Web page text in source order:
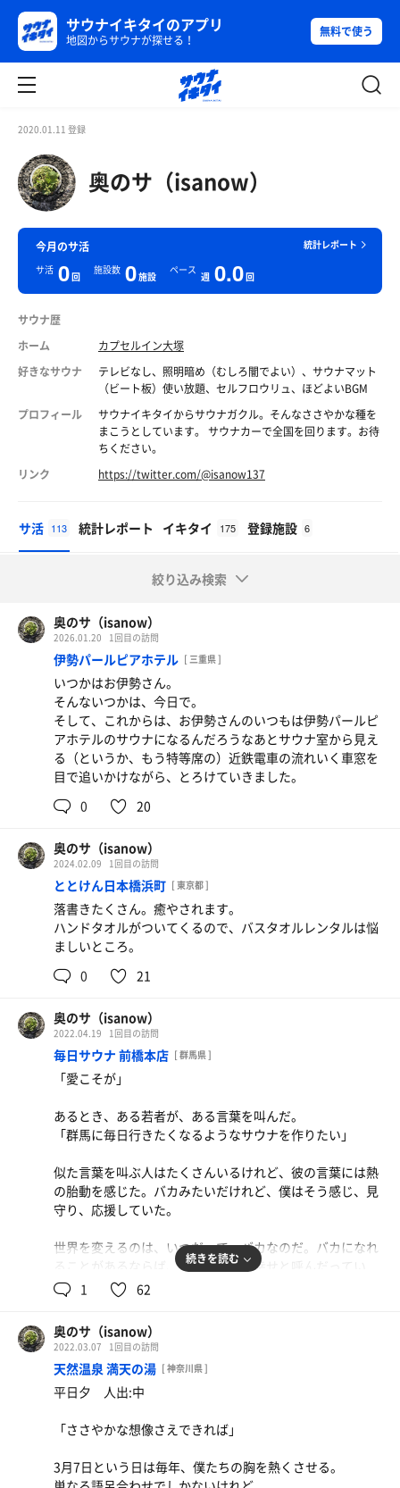
サウナイキタイのアプリ
地図からサウナが探せる！
無料で使う
2020.01.11 登録
奥のサ（isanow）
統計レポート
今月のサ活
サ活 0回
施設数 0施設
ペース
週 0.0回
サウナ歴
ホーム
カプセルイン大塚
好きなサウナ
テレビなし、照明暗め（むしろ闇でよい）、サウナマット
（ビート板）使い放題、セルフロウリュ、ほどよいBGM
プロフィール
サウナイキタイからサウナガクル。そんなささやかな種を
まこうとしています。 サウナカーで全国を回ります。お待
ちください。
リンク
https://twitter.com/@isanow137
サ活 113 統計レポート イキタイ 175 登録施設 6
絞り込み検索
奥のサ（isanow）
2026.01.20 1回目の訪問
伊勢パールピアホテル [ 三重県 ]
いつかはお伊勢さん。
そんないつかは、今日で。
そして、これからは、お伊勢さんのいつもは伊勢パールピ
アホテルのサウナになるんだろうなあとサウナ室から見え
る（というか、もう特等席の）近鉄電車の流れいく車窓を
目で追いかけながら、とろけていきました。
0
20
奥のサ（isanow）
2024.02.09 1回目の訪問
ととけん日本橋浜町 [ 東京都 ]
落書きたくさん。癒やされます。
ハンドタオルがついてくるので、バスタオルレンタルは悩
ましいところ。
0
21
奥のサ（isanow）
2022.04.19 1回目の訪問
毎日サウナ 前橋本店 [ 群馬県 ]
「愛こそが」
あるとき、ある若者が、ある言葉を叫んだ。
「群馬に毎日行きたくなるようなサウナを作りたい」
似た言葉を叫ぶ人はたくさんいるけれど、彼の言葉には熱
の胎動を感じた。バカみたいだけれど、僕はそう感じ、見
守り、応援していた。
世界を変えるのは、いつだって、バカなのだ。バカになれ
ることがあるならば、それはもはや幸せと呼んだってい
い。
そうやって一人の若者が作り上げた「毎日サウナ」は、こ
こにしかない衝撃を与えてくれる。
サウナ室のベンチの深さ、2種類の水風呂、ととのいスペ
ースの寝転びスペース。
それらの一つ一つに愛があった。あるいはそれは偏執的
たかな愛だった。オーナーのねっぱやしさんの微笑みの残
続きを読む
1 62
奥のサ（isanow）
2022.03.07 1回目の訪問
天然温泉 満天の湯 [ 神奈川県 ]
平日夕 人出:中
「ささやかな想像さえできれば」
3月7日という日は毎年、僕たちの胸を熱くさせる。